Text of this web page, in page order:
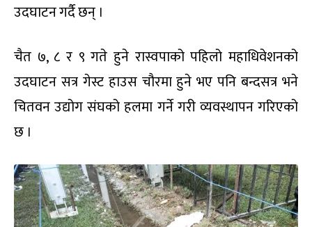
उदघाटन गर्दै छन् ।
चैत ७, ८ र ९ गते हुने रास्वपाको पहिलो महाधिवेशनको
उदघाटन सत्र गेस्ट हाउस चौरमा हुने भए पनि बन्दसत्र भने
चितवन उद्योग संघको हलमा गर्ने गरी व्यवस्थापन गरिएको
छ ।